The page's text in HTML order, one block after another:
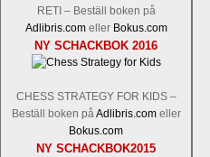
RETI – Beställ boken på
Adlibris.comeller Bokus.com
NY SCHACKBOK 2016
CHESS STRATEGY FOR KIDS –
Beställ boken påAdlibris.comeller
Bokus.com
NY SCHACKBOK2015